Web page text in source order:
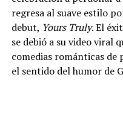
regresa al suave estilo
debut, Yours Truly. El
se debió a su video viral
comedias románticas
el sentido del humor de